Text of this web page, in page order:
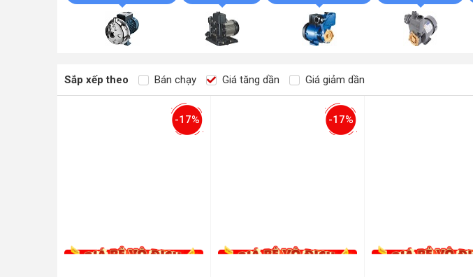
Sắp xếp theo Bán chạy Giá tăng dần Giá giảm dần
-17% -17%